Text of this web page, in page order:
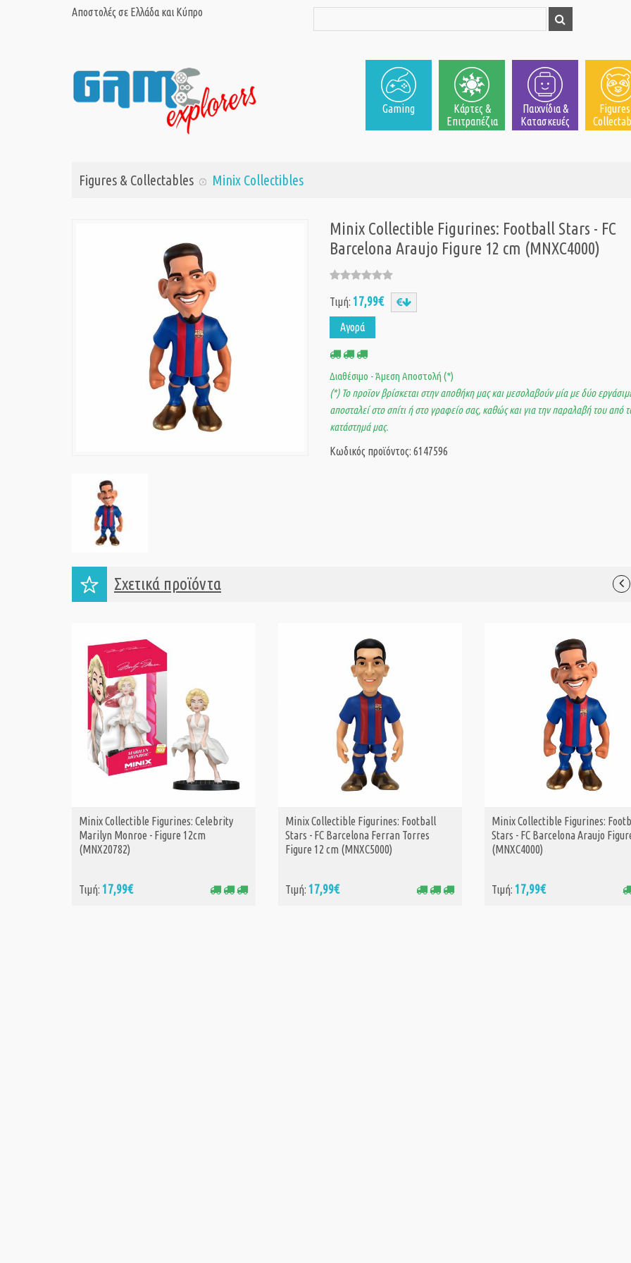
Αποστολές σε Ελλάδα και Κύπρο
Gaming
Κάρτες &
Επιτραπέζια
Παιχνίδια &
Κατασκευές
Figures & Collectables Minix Collectibles
Minix Collectible Figurines: Football Stars - FC
Barcelona Araujo Figure 12 cm (MNXC4000)
Τιμή: 17,99€
Αγορά
Διαθέσιμο - Άμεση Αποστολή (*)
(*) Το προϊον βρίσκεται στην αποθήκη μας και μεσολαβούν μία με δύο
αποσταλεί στο σπίτι ή στο γραφείο σας, καθώς και για την παραλαβή του από
κατάστημά μας.
Κωδικός προϊόντος: 6147596
Σχετικά προϊόντα
ΑΓΟΡΑ
Minix Collectible Figurines: Celebrity
Marilyn Monroe - Figure 12cm
(MNX20782)
Τιμή: 17,99€
ΑΓΟΡΑ
Minix Collectible Figurines: Football
Stars - FC Barcelona Ferran Torres
Figure 12 cm (MNXC5000)
Τιμή: 17,99€
ΑΓΟΡΑ
Minix Collectible Figurines:
Stars - FC Barcelona Araujo
(MNXC4000)
Τιμή: 17,99€